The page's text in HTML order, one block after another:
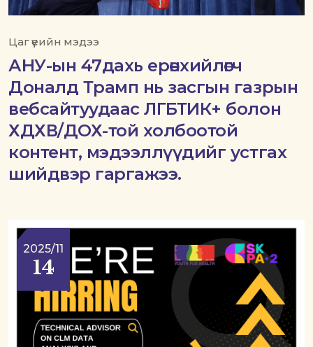
Цаг үеийн мэдээ
АНУ-ын 47дахь ерөнхийлөгч
Доналд Трамп нь засгын газрын
вебсайтуудаас ЛГБТИК+ болон
ХДХВ/ДОХ-той холбоотой
контент, мэдээллүүдийг устгах
шийдвэр гаргажээ.
2025/11
14